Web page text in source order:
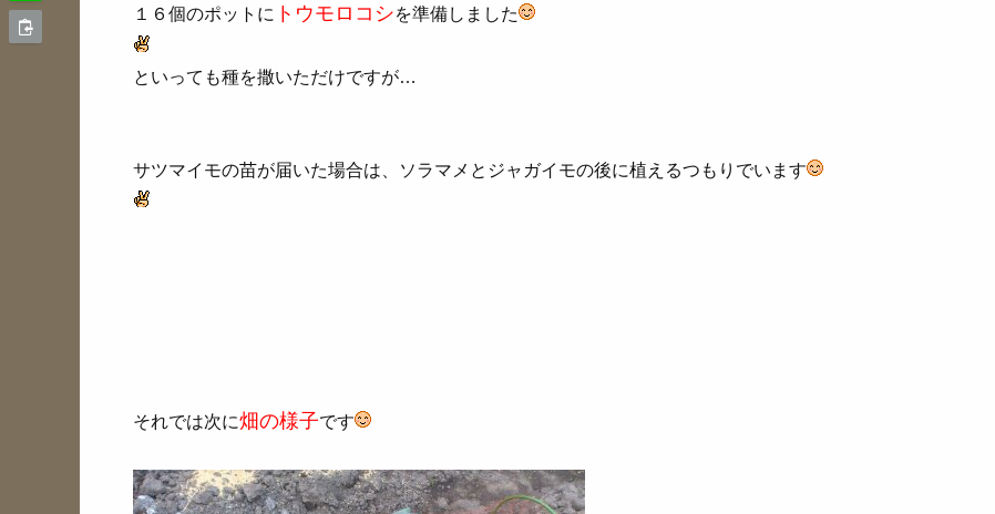
１６個のポットに トウモロコシを準備しました
といっても種を撒いただけですが…
サツマイモの苗が届いた場合は、ソラマメとジャガイモの後に植えるつもりでいます
それでは次に畑の様子です